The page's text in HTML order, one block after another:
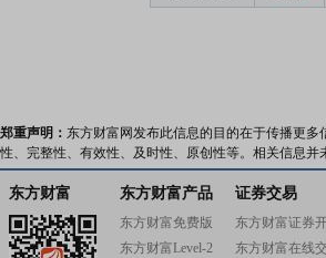
郑重声明： 东方财富网发布此信息的目的在于传播更
性、完整性、有效性、及时性、原创性等。相关信息
东方财富 东方财富产品
东方财富免费版
东方财富Level-2
证券交易
东方财富证券
东方财富在线